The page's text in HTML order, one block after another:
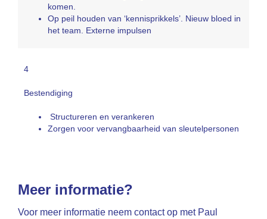
komen.
Op peil houden van ‘kennisprikkels’. Nieuw bloed in
het team. Externe impulsen
4
Bestendiging
Structureren en verankeren
Zorgen voor vervangbaarheid van sleutelpersonen
Meer informatie?
Voor meer informatie neem contact op met Paul